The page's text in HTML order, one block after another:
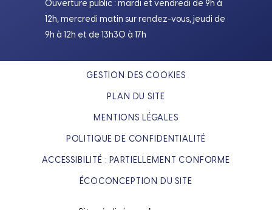
Ouverture public : mardi et vendredi de 9h à
12h, mercredi matin sur rendez-vous, jeudi de
9h à 12h et de 13h30 à 17h
GESTION DES COOKIES
PLAN DU SITE
MENTIONS LÉGALES
POLITIQUE DE CONFIDENTIALITÉ
ACCESSIBILITÉ : PARTIELLEMENT CONFORME
ÉCOCONCEPTION DU SITE